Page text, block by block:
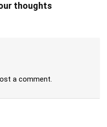
thoughts
a comment.